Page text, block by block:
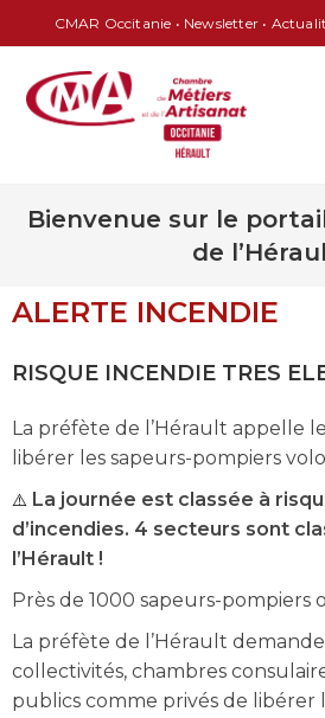
CMAR Occitanie • Newsletter •
Bienvenue sur le
de
ALERTE INCENDIE
RISQUE INCENDIE TRES
La préfète de l’Hérault appelle
libérer les sapeurs-pompiers
⚠️ La journée est classée à
d’incendies. 4 secteurs sont
l’Hérault !
Près de 1000 sapeurs-pompiers
La préfète de l’Hérault
collectivités, chambres
publics comme privés de libérer